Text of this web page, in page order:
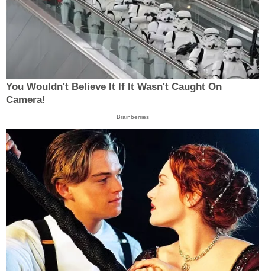
You Wouldn't Believe It If It Wasn't Caught On
Camera!
Brainberries